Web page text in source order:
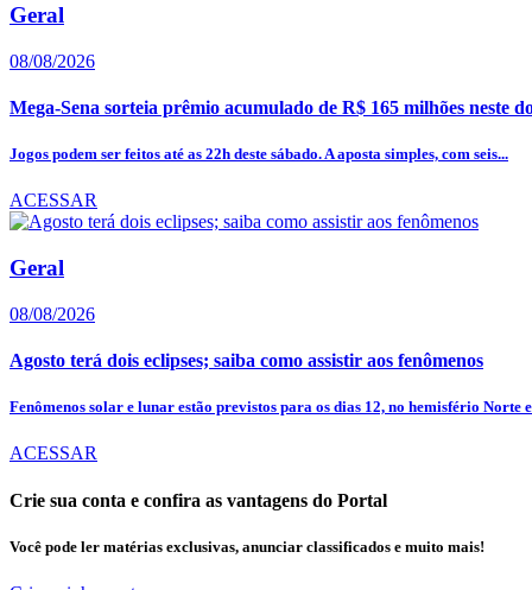
Geral
08/08/2026
Mega-Sena sorteia prêmio acumulado de R$ 165 milhões neste
Jogos podem ser feitos até as 22h deste sábado. A aposta simples, com seis...
ACESSAR
Geral
08/08/2026
Agosto terá dois eclipses; saiba como assistir aos fenômenos
Fenômenos solar e lunar estão previstos para os dias 12, no hemisfério Norte
ACESSAR
Crie sua conta e confira as vantagens do Portal
Você pode ler matérias exclusivas, anunciar classificados e muito mais!